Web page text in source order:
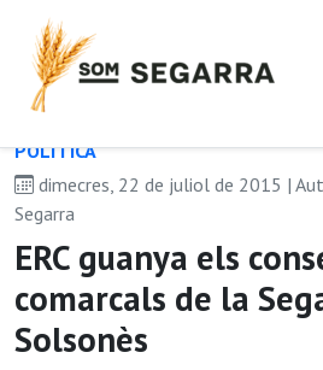
POLÍ­TICA
dimecres, 22 de juliol de 2015 |
Segarra
ERC guanya els
comarcals de la
Solsonès